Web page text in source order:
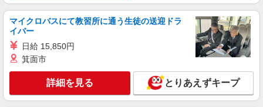
間 3ヵ月（待遇に変更なし） ＊各種手当 役職、
通勤、時間外、家族、目標達成、資格 など
ケーズデンキ 箕面店 ◆大阪府箕面市石丸1-3-
6 ＊入社時の人員状況により、近隣の他店舗へ配
西2府4県［大阪府・京都府・兵庫県・奈良県・和
歌山県・滋賀県］および福井県での転居を伴う転
あり） ＊社宅制度あり（業務都合による転勤が発
生した場合、ご希望の会社契約物件に入居できま
す。）
キープ 詳細を見る
正社員
株式会社関西ケーズデンキ【キャリア採用】
総合職 販売スタッフ
マイクロバスにて教習所に通う生徒の送迎ドラ
イバー
日給 15,850円
箕面市
詳細を見る とりあえずキープ